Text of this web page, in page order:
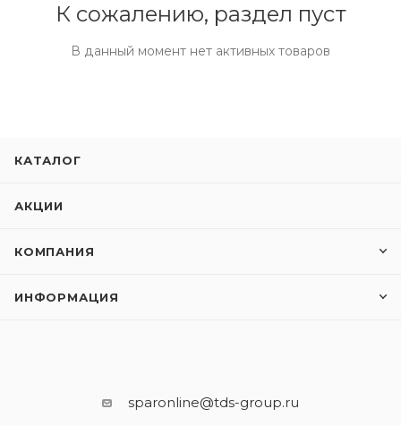
К сожалению, раздел пуст
В данный момент нет активных товаров
КАТАЛОГ
АКЦИИ
КОМПАНИЯ
ИНФОРМАЦИЯ
sparonline@tds-group.ru